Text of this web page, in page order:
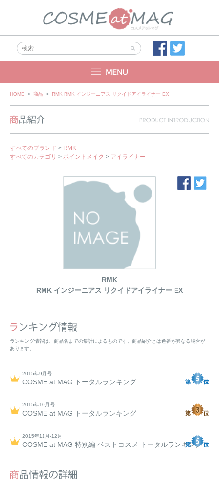
Skip
HOME > 商品 > RMK RMK インジーニアス リクイドアイライナー EX
すべてのブランド > RMK
すべてのカテゴリ > ポイントメイク > アイライナー
RMK
RMK インジーニアス リクイドアイライナー EX
ランキング情報は、商品名までの集計によるものです。商品紹介とは色番が異なる場合が
あります。
2015年9月号
COSME at MAG トータルランキング
2015年10月号
COSME at MAG トータルランキング
2015年11月-12月
COSME at MAG 特別編 ベストコスメ トータルランキング